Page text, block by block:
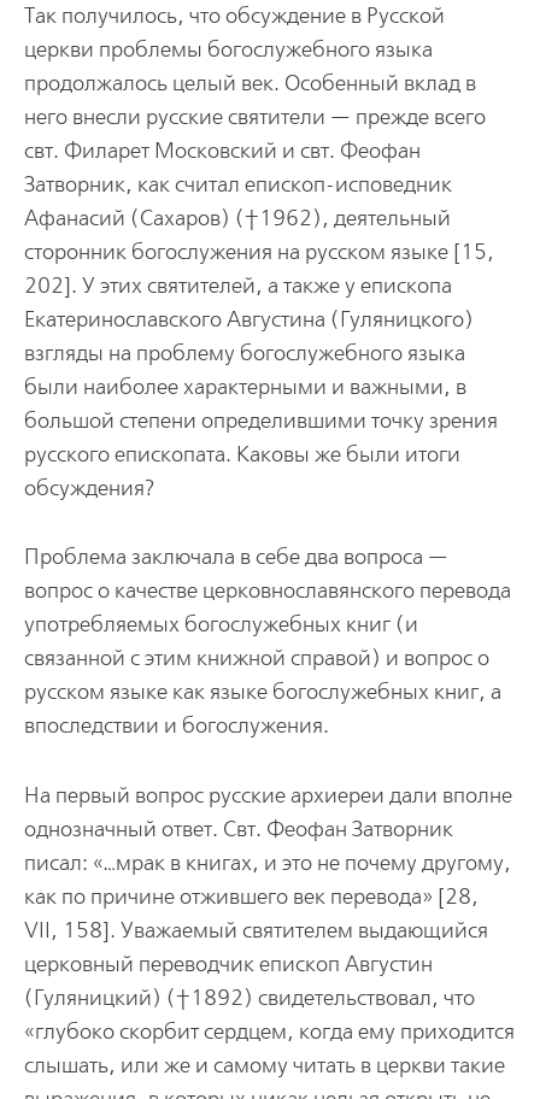
Так получилось, что обсуждение в Русской
церкви проблемы богослужебного языка
продолжалось целый век. Особенный вклад в
него внесли русские святители — прежде всего
свт. Филарет Московский и свт. Феофан
Затворник, как считал епископ-исповедник
Афанасий (Сахаров) (†1962), деятельный
сторонник богослужения на русском языке [15,
202]. У этих святителей, а также у епископа
Екатеринославского Августина (Гуляницкого)
взгляды на проблему богослужебного языка
были наиболее характерными и важными, в
большой степени определившими точку зрения
русского епископата. Каковы же были итоги
обсуждения?
Проблема заключала в себе два вопроса —
вопрос о качестве церковнославянского перевода
употребляемых богослужебных книг (и
связанной с этим книжной справой) и вопрос о
русском языке как языке богослужебных книг, а
впоследствии и богослужения.
На первый вопрос русские архиереи дали вполне
однозначный ответ. Свт. Феофан Затворник
писал: «…мрак в книгах, и это не почему другому,
как по причине отжившего век перевода» [28,
VII, 158]. Уважаемый святителем выдающийся
церковный переводчик епископ Августин
(Гуляницкий) (†1892) свидетельствовал, что
«глубоко скорбит сердцем, когда ему приходится
слышать, или же и самому читать в церкви такие